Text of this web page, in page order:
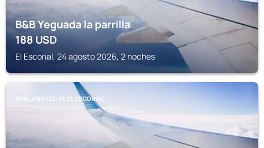
B&B Yeguada la parrilla
188USD
El Escorial, 24 agosto 2026, 2 noches
SAN LORENZO DE EL ESCORIAL